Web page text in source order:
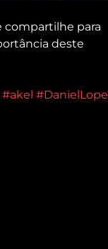
compartilhe para
deste
#akel